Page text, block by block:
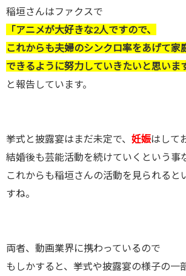
稲垣さんはファクスで
「アニメが大好きな2人ですので、
これからも夫婦のシンクロ率をあげて家
できるように努力していきたいと思いま
と報告しています。
挙式と披露宴はまだ未定で、 妊娠はして
結婚後も芸能活動を続けていくという事
これからも稲垣さんの活動を見られると
すね。
両者、動画業界に携わっているので
もしかすると、挙式や披露宴の様子の一